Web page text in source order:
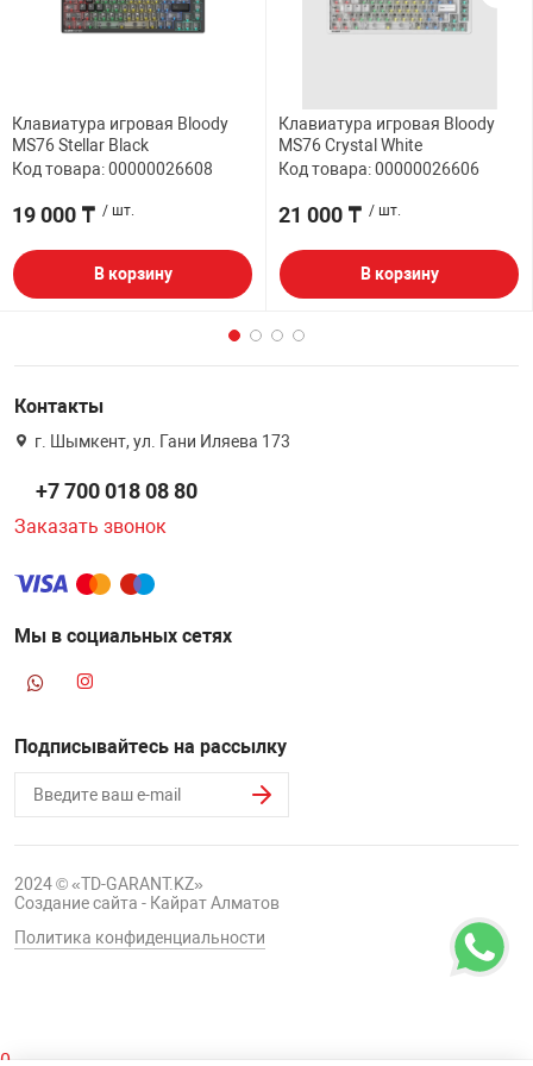
Клавиатура игровая Bloody
MS76 Stellar Black
Код товара: 00000026608
19 000 ₸ / шт.
В корзину
Клавиатура игровая Bloody
MS76 Crystal White
Код товара: 00000026606
21 000 ₸ / шт.
В корзину
Контакты
г. Шымкент, ул. Гани Иляева 173
+7 700 018 08 80
Заказать звонок
Мы в социальных сетях
Подписывайтесь на рассылку
2024 © «TD-GARANT.KZ»
Создание сайта - Кайрат Алматов
Политика конфиденциальности
0